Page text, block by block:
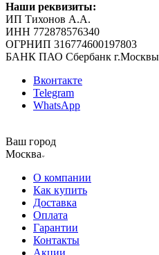
Наши реквизиты:
ИП Тихонов А.А.
ИНН 772878576340
ОГРНИП 316774600197803
БАНК ПАО Сбербанк г.Москвы
Вконтакте
Telegram
WhatsApp
Ваш город
Москва
О компании
Как купить
Доставка
Оплата
Гарантии
Контакты
Акции